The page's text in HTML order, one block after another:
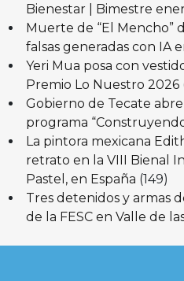
Bienestar | Bimestre
Muerte de “El Mencho”
falsas generadas con IA
Yeri Mua posa con
Premio Lo Nuestro 2026
Gobierno de Tecate
programa
La pintora mexicana
retrato en la VIII Bienal
Pastel, en España (149)
Tres detenidos y armas
de la FESC en Valle de